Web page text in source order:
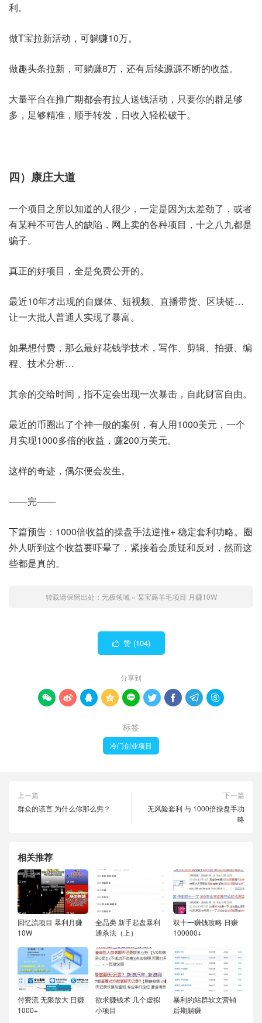
利。
做T宝拉新活动，可躺赚10万。
做趣头条拉新，可躺赚8万，还有后续源源不断的收益。
大量平台在推广期都会有拉人送钱活动，只要你的群足够
多，足够精准，顺手转发，日收入轻松破千。
四）康庄大道
一个项目之所以知道的人很少，一定是因为太差劲了，或者
有某种不可告人的缺陷，网上卖的各种项目，十之八九都是
骗子。
真正的好项目，全是免费公开的。
最近10年才出现的自媒体、短视频、直播带货、区块链…
让一大批人普通人实现了暴富。
如果想付费，那么最好花钱学技术，写作、剪辑、拍摄、编
程、技术分析…
其余的交给时间，指不定会出现一次暴击，自此财富自由。
最近的币圈出了个神一般的案例，有人用1000美元，一个
月实现1000多倍的收益，赚200万美元。
这样的奇迹，偶尔便会发生。
——完——
下篇预告：1000倍收益的操盘手法逆推+ 稳定套利功略。圈
外人听到这个收益要吓晕了，紧接着会质疑和反对，然而这
些都是真的。
转载请保留出处： 无极领域 » 某宝薅羊毛项目 月赚10W
 赞 (104)
分享到
        
标签
冷门创业项目
上一篇
群众的谎言 为什么你那么穷？
下一篇
无风险套利 与 1000倍操盘手功
略
相关推荐
回忆流项目 暴利月赚
10W
全品类 新手起盘暴利
通杀法（上）
双十一赚钱攻略 日赚
100000+
付费流 无限放大 日赚
1000+
欲求赚钱术 几个虚拟
小项目
暴利的站群软文营销
后期躺赚